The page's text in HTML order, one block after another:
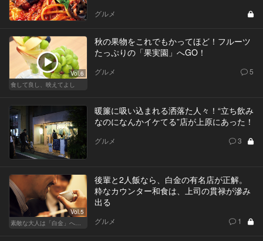
グルメ
Vol.6
食して良し、映えてよし
秋の果物をこれでもかってほど！フルーツ
たっぷりの「果実園」へGO！
グルメ 5
暖簾に吸い込まれる洒落た人々！“立ち飲み
なのになんかイケてる”店が上原にあった！
グルメ 3
Vol.5
素敵な大人は「白金」へ後輩を誘う
後輩と2人飯なら、白金の有名店が正解。
粋なカウンター和食は、上司の貫禄が滲み
出る
グルメ 1